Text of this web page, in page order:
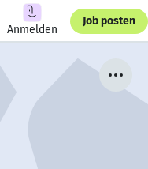
Anmelden
Job posten